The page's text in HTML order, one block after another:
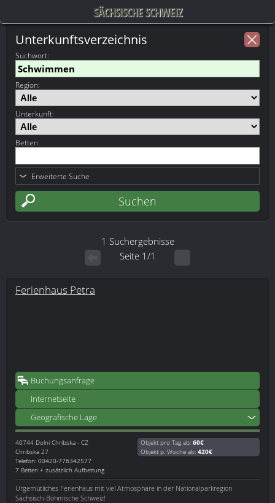
SÄCHSISCHE SCHWEIZ
Unterkunftsverzeichnis
Suchwort:
Region:
Unterkunft:
Betten:
Erweiterte Suche
1 Suchergebnisse
Seite 1/1
Ferienhaus Petra
Buchungsanfrage
Internetseite
Geografische Lage
40744 Dolni Chribska - CZ
Chribska 27
Telefon: 00420-776342577
7 Betten + zusätzlich Aufbettung
Objekt pro Tag ab: 60€
Objekt p. Woche ab: 420€
Urgemütliches Ferienhaus mit viel Atmosphäre in der Nationalparkregion
Sächsisch-Böhmische Schweiz!